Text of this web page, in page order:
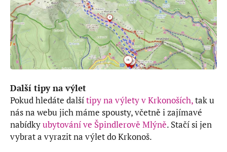
Další tipy na výlet
Pokud hledáte dalšítipy na výlety v Krkonoších,tak u
nás na webu jich máme spousty, včetně i zajímavé
nabídkyubytování ve Špindlerově Mlýně. Stačí si jen
vybrat a vyrazit na výlet do Krkonoš.